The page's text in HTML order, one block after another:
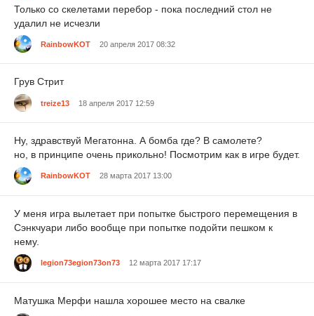
Только со скелетами перебор - пока последний стол не
удалил не исчезли
RainbowKOT 20 апреля 2017 08:32
Грув Стрит
treize13 18 апреля 2017 12:59
Ну, здравствуй Мегатонна. А бомба где? В самолете?
но, в принципе очень прикольно! Посмотрим как в игре будет.
RainbowKOT 28 марта 2017 13:00
У меня игра вылетает при попытке быстрого перемещения в
Сэнкчуари либо вообще при попытке подойти пешком к
нему.
legion73egion73on73 12 марта 2017 17:17
Матушка Мерфи нашла хорошее место на свалке